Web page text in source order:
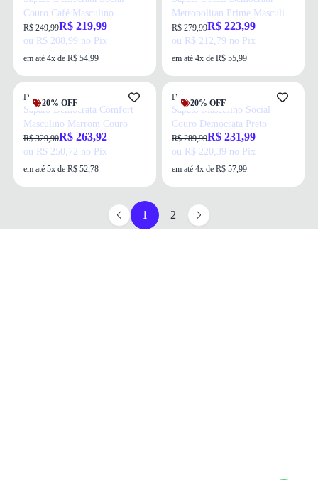
Couro Café Masculino
R$ 249,99R$ 219,99
ou R$ 208,99 no Pix
em até 4x de R$ 54,99
Metropolitan Prime Masculino
Preto
R$ 279,99R$ 223,99
ou R$ 212,79 no Pix
em até 4x de R$ 55,99
20% OFF
Democrata
Sapato Democrata Comfort
Masculino Marrom Couro
R$ 329,90R$ 263,92
ou R$ 250,72 no Pix
em até 5x de R$ 52,78
20% OFF
Democrata
Sapato Masculino Social
Couro Democrata Preto
R$ 289,99R$ 231,99
ou R$ 220,39 no Pix
em até 4x de R$ 57,99
1 2